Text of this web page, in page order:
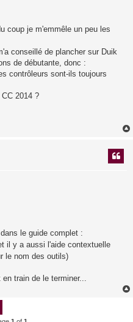
coup je m'emmêle un peu les
conseillé de plancher sur Duik
de débutante, donc :
contrôleurs sont-ils toujours
2014 ?
le guide complet :
il y a aussi l'aide contextuelle
le nom des outils)
train de le terminer...